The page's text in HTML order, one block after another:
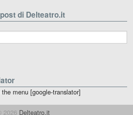
di Delteatro.it
menu [google-translator]
2026 Delteatro.it